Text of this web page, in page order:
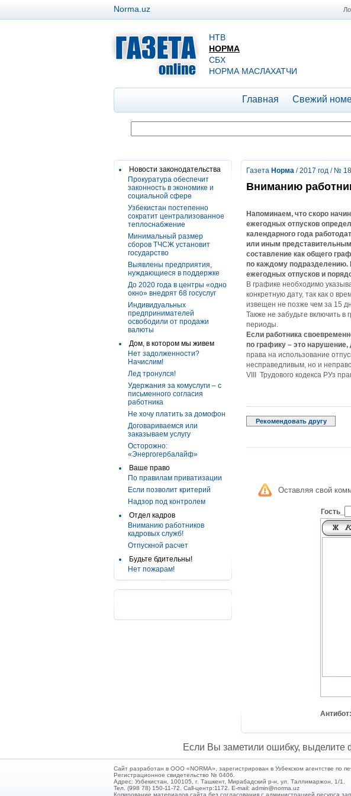
Norma.uz
НТВ
НОРМА
СБХ
НОРМА МАСЛАХАТЧИ
Главная Свежий
Новости законодательства
Прокуратура обеспечит
законность в экономике и
социальной сфере
Узбекистан постепенно
сократит централизованное
теплоснабжение
Минимальный размер
сборов ТЧСЖ установит
государство
Выявлены предприятия,
нуждающиеся в поддержке
До 2020 года в центры «одно
окно» внедрят 68 госуслуг
Индивидуальных
предпринимателей
освободили от продажи
валюты
Дом, в котором мы живем
Нет задолженности?
Начислим!
Лед тронулся!
Удержания за комуслуги – с
письменного согласия
работника
Не хочу платить за домофон
Договариваемся или
заказываем услугу
Осторожно:
«Энергогербалайф»
Ваше право
По правилам приватизации
Если позволит критерий
Надзор под контролем
Отдел кадров
Вниманию работников
кадровых служб!
Отпускной расчет
Будьте бдительны!
Нет пожарам!
Газета Норма /2017 год / № 18
Вниманию
Напоминаем, что скоро
ежегодных отпусков
календарного года
или иным представительным
составление как общего
по каждому подразделению.
ежегодных отпусков и
В графике необходимо
конкретную дату, так как о
извещен не позже чем за 15
Также не забудьте включить
периоды.
Если работника
по графику – это
права на использование
несправедливым, но и
VIII Трудового кодекса РУз
Рекомендовать другу
Оставляя свой
Гость_
Антибот:
Если Вы заметили ошибку, выделите
Сайт разработан в ООО «NORMA», зарегистрирован в Узбекском агентстве по
Регистрационное свидетельство № 0406.
Адрес: Узбекистан, 100105, г. Ташкент, Мирабадский р-н, ул. Таллимаржон, 1/1.
Тел. (998 78) 150-11-72. Call-центр:1172. E-mail: admin@norma.uz
Копирование материалов сайта без согласования с администрацией ресурса